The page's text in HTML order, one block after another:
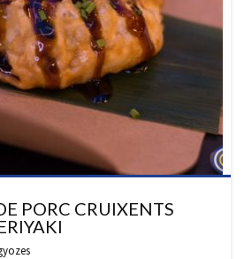
PORC CRUIXENTS